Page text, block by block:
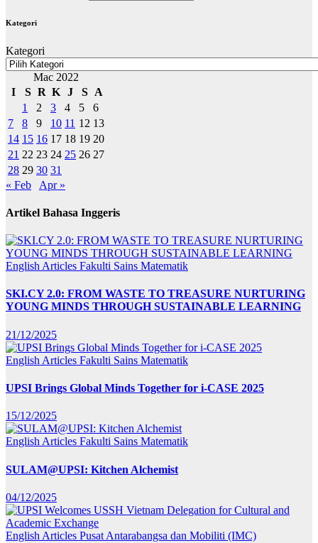
Kategori
Kategori
Mac 2022
I
S R K J S
A
1
2 3 4 5
6
7
8 9 10 11 12 13
14 15 16 17 18 19 20
21 22 23 24 25 26 27
28 29 30 31
« Feb
Apr »
Artikel Bahasa Inggeris
English Articles Fakulti Sains Matematik
SKI.CY 2.0: FROM WASTE TO TREASURE NURTURING
YOUNG MINDS THROUGH SUSTAINABLE LEARNING
21/12/2025
English Articles Fakulti Sains Matematik
UPSI Brings Global Minds Together for i-CASE 2025
15/12/2025
English Articles Fakulti Sains Matematik
SULAM@UPSI: Kitchen Alchemist
04/12/2025
English Articles Pusat Antarabangsa dan Mobiliti (IMC)